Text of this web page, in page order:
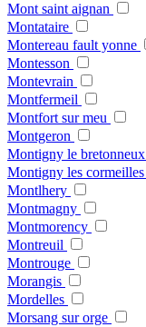
Mont saint aignan
Montataire
Montereau fault yonne
Montesson
Montevrain
Montfermeil
Montfort sur meu
Montgeron
Montigny le bretonneux
Montigny les cormeilles
Montlhery
Montmagny
Montmorency
Montreuil
Montrouge
Morangis
Mordelles
Morsang sur orge